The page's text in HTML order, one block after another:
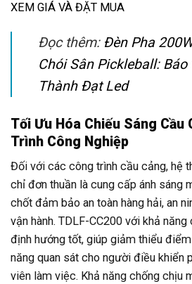
XEM GIÁ VÀ ĐẶT MUA
Đọc thêm: Đèn Pha
Chói Sân Pickleball: Báo
Thành Đạt Led
Tối Ưu Hóa Chiếu Sáng Cầu
Trình Công Nghiệp
Đối với các công trình cầu cảng, hệ
chỉ đơn thuần là cung cấp ánh sáng
chốt đảm bảo an toàn hàng hải, an
vận hành. TDLF-CC200 với khả
định hướng tốt, giúp giảm thiểu
năng quan sát cho người điều khiển
viên làm việc. Khả năng chống chịu